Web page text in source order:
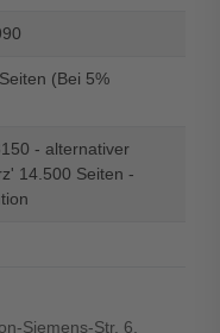
(Bei 5%
- alternativer
14.500 Seiten -
Siemens-Str. 6,